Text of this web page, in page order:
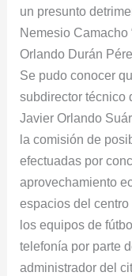
un presunto
Nemesio Camacho
Orlando Durán
Se pudo conocer
subdirector técnico
Javier Orlando
la comisión de
efectuadas por
aprovechamiento
espacios del
los equipos de
telefonía por parte
administrador del
‘El
Campín’